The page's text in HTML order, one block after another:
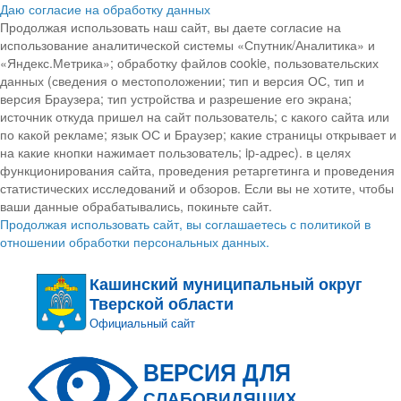
Даю согласие на обработку данных
Продолжая использовать наш сайт, вы даете согласие на
использование аналитической системы «Спутник/Аналитика» и
«Яндекс.Метрика»; обработку файлов cookie, пользовательских
данных (сведения о местоположении; тип и версия ОС, тип и
версия Браузера; тип устройства и разрешение его экрана;
источник откуда пришел на сайт пользователь; с какого сайта или
по какой рекламе; язык ОС и Браузер; какие страницы открывает и
на какие кнопки нажимает пользователь; ip-адрес). в целях
функционирования сайта, проведения ретаргетинга и проведения
статистических исследований и обзоров. Если вы не хотите, чтобы
ваши данные обрабатывались, покиньте сайт.
Продолжая использовать сайт, вы соглашаетесь с политикой в
отношении обработки персональных данных.